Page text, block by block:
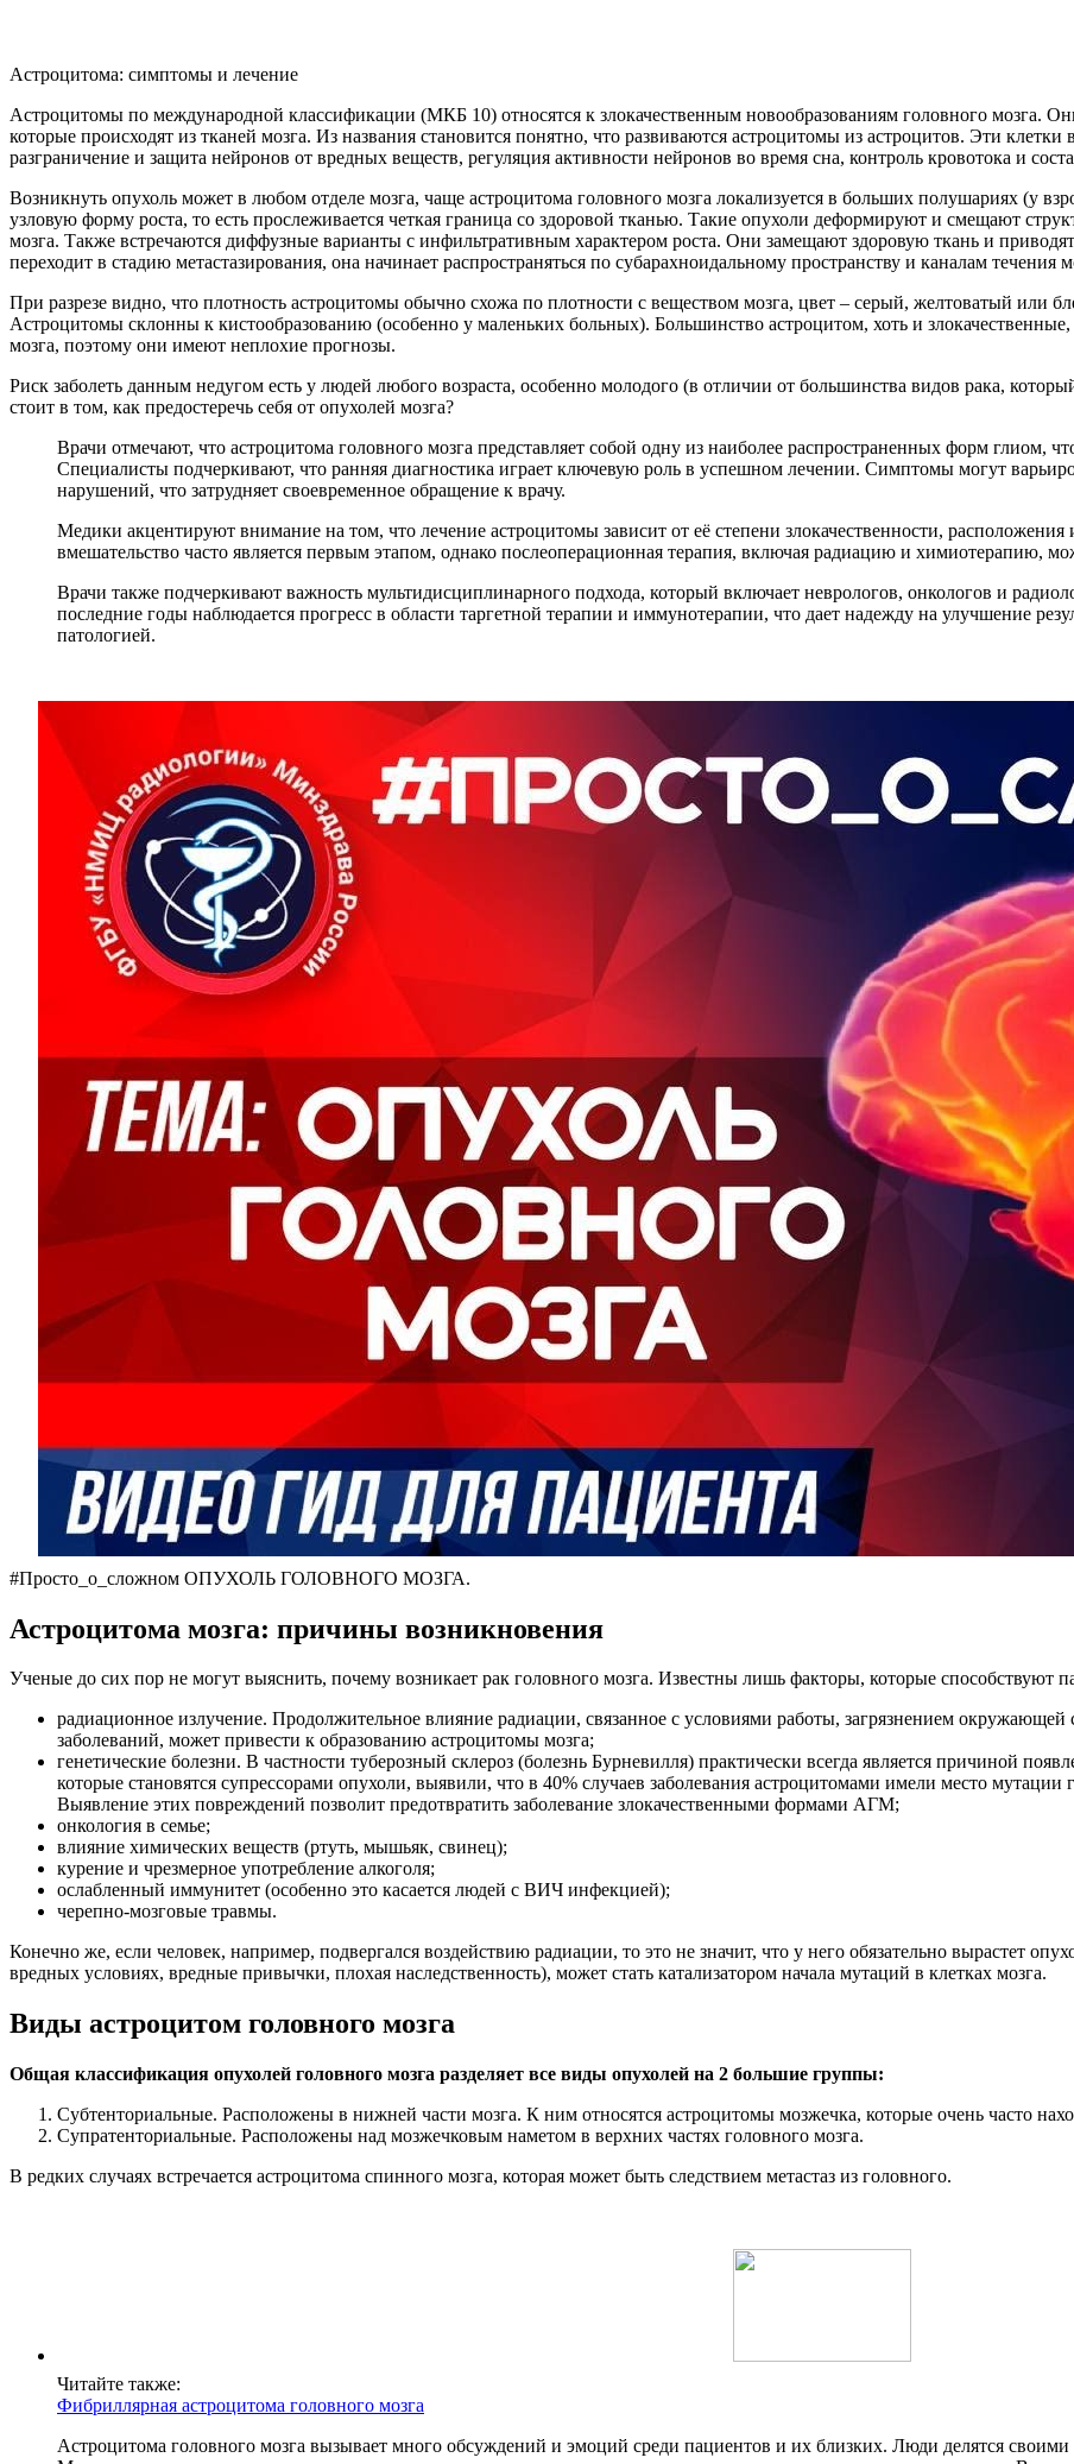
Астроцитома: симптомы и лечение
Астроцитомы по международной классификации (МКБ 10) относятся к злокачественным новообразованиям головного мозга.
которые происходят из тканей мозга. Из названия становится понятно, что развиваются астроцитомы из астроцитов. Эти
разграничение и защита нейронов от вредных веществ, регуляция активности нейронов во время сна, контроль кровотока и
Возникнуть опухоль может в любом отделе мозга, чаще астроцитома головного мозга локализуется в больших полушариях (у
узловую форму роста, то есть прослеживается четкая граница со здоровой тканью. Такие опухоли деформируют и смещают
мозга. Также встречаются диффузные варианты с инфильтративным характером роста. Они замещают здоровую ткань и
переходит в стадию метастазирования, она начинает распространяться по субарахноидальному пространству и каналам течения
При разрезе видно, что плотность астроцитомы обычно схожа по плотности с веществом мозга, цвет – серый, желтоватый или
Астроцитомы склонны к кистообразованию (особенно у маленьких больных). Большинство астроцитом, хоть и
мозга, поэтому они имеют неплохие прогнозы.
Риск заболеть данным недугом есть у людей любого возраста, особенно молодого (в отличии от большинства видов рака,
стоит в том, как предостеречь себя от опухолей мозга?
Врачи отмечают, что астроцитома головного мозга представляет собой одну из наиболее распространенных форм глиом,
Специалисты подчеркивают, что ранняя диагностика играет ключевую роль в успешном лечении. Симптомы могут
нарушений, что затрудняет своевременное обращение к врачу.
Медики акцентируют внимание на том, что лечение астроцитомы зависит от её степени злокачественности,
вмешательство часто является первым этапом, однако послеоперационная терапия, включая радиацию и химиотерапию,
Врачи также подчеркивают важность мультидисциплинарного подхода, который включает неврологов, онкологов и
последние годы наблюдается прогресс в области таргетной терапии и иммунотерапии, что дает надежду на улучшение
патологией.
#Просто_о_сложном ОПУХОЛЬ ГОЛОВНОГО МОЗГА.
Астроцитома мозга: причины возникновения
Ученые до сих пор не могут выяснить, почему возникает рак головного мозга. Известны лишь факторы, которые способствуют
радиационное излучение. Продолжительное влияние радиации, связанное с условиями работы, загрязнением
заболеваний, может привести к образованию астроцитомы мозга;
генетические болезни. В частности туберозный склероз (болезнь Бурневилля) практически всегда является причиной
которые становятся супрессорами опухоли, выявили, что в 40% случаев заболевания астроцитомами имели место
Выявление этих повреждений позволит предотвратить заболевание злокачественными формами АГМ;
онкология в семье;
влияние химических веществ (ртуть, мышьяк, свинец);
курение и чрезмерное употребление алкоголя;
ослабленный иммунитет (особенно это касается людей с ВИЧ инфекцией);
черепно-мозговые травмы.
Конечно же, если человек, например, подвергался воздействию радиации, то это не значит, что у него обязательно вырастет
вредных условиях, вредные привычки, плохая наследственность), может стать катализатором начала мутаций в клетках мозга.
Виды астроцитом головного мозга
Общая классификация опухолей головного мозга разделяет все виды опухолей на 2 большие группы:
Субтенториальные. Расположены в нижней части мозга. К ним относятся астроцитомы мозжечка, которые очень часто
Супратенториальные. Расположены над мозжечковым наметом в верхних частях головного мозга.
В редких случаях встречается астроцитома спинного мозга, которая может быть следствием метастаз из головного.
Читайте также:
Фибриллярная астроцитома головного мозга
Астроцитома головного мозга вызывает много обсуждений и эмоций среди пациентов и их близких. Люди делятся